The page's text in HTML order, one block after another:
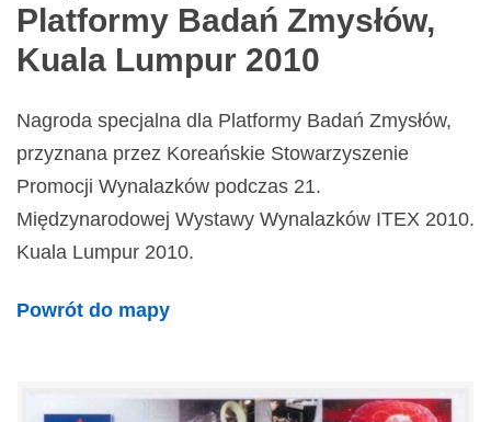
Platformy Badań Zmysłów,
Kuala Lumpur 2010
Nagroda specjalna dla Platformy Badań Zmysłów,
przyznana przez Koreańskie Stowarzyszenie
Promocji Wynalazków podczas 21.
Międzynarodowej Wystawy Wynalazków ITEX 2010.
Kuala Lumpur 2010.
Powrót do mapy